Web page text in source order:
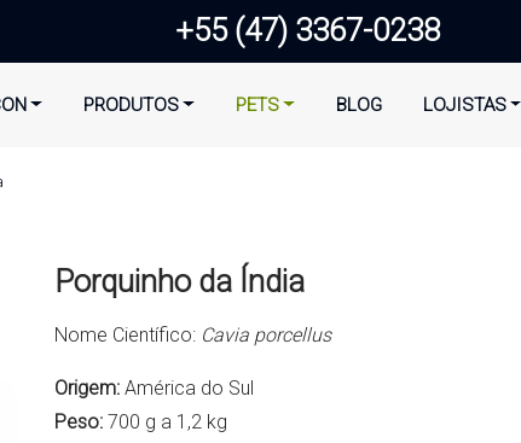
+55 (47) 3367-0238
PRODUTOS PETS BLOG LOJISTAS
Porquinho da Índia
Nome Científico: Cavia porcellus
Origem: América do Sul
Peso: 700 g a 1,2 kg